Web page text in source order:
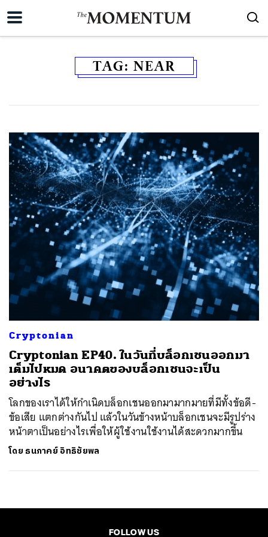
TAG: NEAR
Cryptonian
Cryptonian EP40. ในวันที่บล็อกเชนออกมา
เต็มไปหมด อนาคตของบล็อกเชนจะเป็น
อย่างไร
โลกของเราได้ให้กำเนิดบล็อกเชนออกมามากมายที่มีทั้งข้อดี-
ข้อเสีย แตกต่างกันไป แล้วในวันข้างหน้าบล็อกเชนจะมีรูปร่าง
หน้าตาเป็นอย่างไรเพื่อให้ผู้ใช้งานใช้งานได้สะดวกมากขึ้น
โดย ธนภาคย์ อิทธิชัยพล
FOLLOW US
ค้นหา
TWEET LINE EMAIL